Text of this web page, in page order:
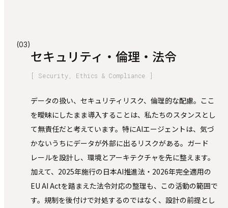
(03)
セキュリティ・倫理・法令
[ Security, Ethics & Compliance ]
データの扱い、セキュリティリスク、倫理的な配慮。ここ
を曖昧にしたまま導入することは、私たちのスタンスとし
て無責任だと考えています。特にAIエージェントは、気づ
かないうちにデータが外部に出るリスクがある。ガード
レールを設計し、環境とアーキテクチャを先に整えます。
加えて、2025年施行の日本AI推進法・2026年完全適用の
EU AI Actを踏まえた法令対応の整理も、この活動の範囲で
す。規制を後付けで対処するのではなく、設計の前提とし